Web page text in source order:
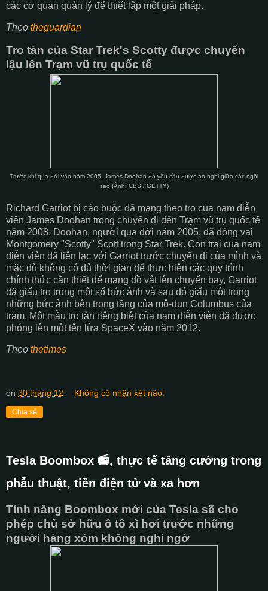
các cơ quan quản lý để thiết lập một giải pháp.
Theo theguardian
Tro tàn của Star Trek's Scotty được chuyển
lậu lên Trạm vũ trụ quốc tế
Trước khi qua đời vào năm 2005, James Doohan đã yêu cầu được an nghỉ giữa các ngôi
sao (Ảnh: CBS / GETTY)
Richard Garriot bị cáo buộc đã mang theo tro của nam diễn
viên James Doohan trong chuyến đi đến Trạm vũ trụ quốc tế
năm 2008. Doohan, người qua đời năm 2005, đã đóng vai
Montgomery "Scotty" Scott trong Star Trek. Con trai của nam
diễn viên đã liên lạc với Garriot trước chuyến đi của mình và
mặc dù không có đủ thời gian để thực hiện các quy trình
chính thức cần thiết để mang đồ vật lên chuyến bay, Garriot
đã giấu tro trong một số bức ảnh và sau đó giấu một trong
những bức ảnh bên trong tầng của mô-đun Columbus của
trạm. Một mẫu tro tàn riêng biệt của nam diễn viên đã được
phóng lên một tên lửa SpaceX vào năm 2012.
Theo thetimes
on 30 tháng 12 Không có nhận xét nào:
Chia sẻ
Tesla Boombox 📻, thực tế tăng cường trong
phẫu thuật, tiền điện tử và xa hơn
Tính năng Boombox mới của Tesla sẽ cho
phép chủ sở hữu ô tô xì hơi trước những
người hàng xóm không nghi ngờ